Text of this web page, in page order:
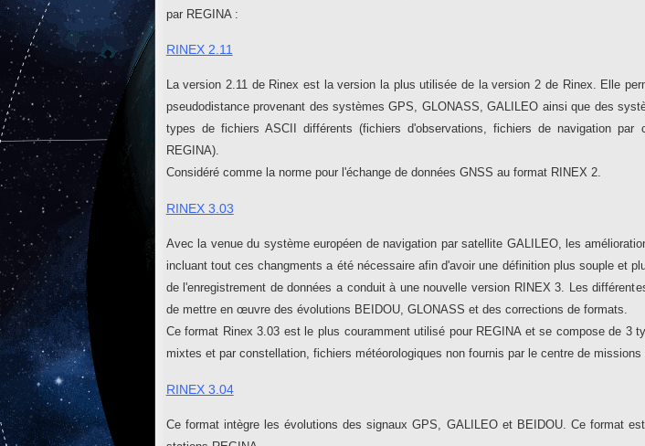
par REGINA :
RINEX 2.11
La version 2.11 de Rinex est la version la plus utilisée de la version 2 de Rinex. Elle
pseudodistance provenant des systèmes GPS, GLONASS, GALILEO ainsi que des
types de fichiers ASCII différents (fichiers d'observations, fichiers de navigation
REGINA).
Considéré comme la norme pour l'échange de données GNSS au format RINEX 2.
RINEX 3.03
Avec la venue du système européen de navigation par satellite GALILEO, les
incluant tout ces changments a été nécessaire afin d'avoir une définition plus souple et
de l'enregistrement de données a conduit à une nouvelle version RINEX 3. Les
de mettre en œuvre des évolutions BEIDOU, GLONASS et des corrections de formats.
Ce format Rinex 3.03 est le plus couramment utilisé pour REGINA et se compose de 3
mixtes et par constellation, fichiers météorologiques non fournis par le centre de missions
RINEX 3.04
Ce format intègre les évolutions des signaux GPS, GALILEO et BEIDOU. Ce format